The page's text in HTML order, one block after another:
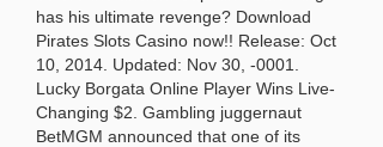
has his ultimate revenge? Download
Pirates Slots Casino now!! Release: Oct
10, 2014. Updated: Nov 30, -0001.
Lucky Borgata Online Player Wins Live-
Changing $2. Gambling juggernaut
BetMGM announced that one of its